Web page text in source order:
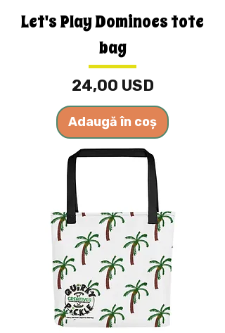
Let's Play Dominoes tote
bag
Preț
24,00 USD
Adaugă în coș